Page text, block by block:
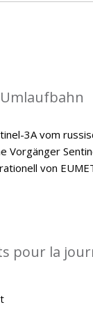
3A vom
Vorgänger
von
pour la